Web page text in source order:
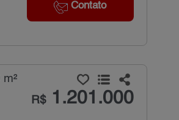
Contato
R$1.201.000